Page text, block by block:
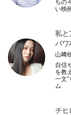
ちの
い映
私と
パワ
山﨑
自信
を教
一文
ム
チヒ